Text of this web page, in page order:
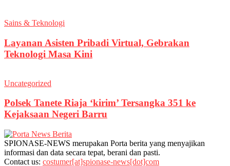
Sains & Teknologi
Layanan Asisten Pribadi Virtual, Gebrakan
Teknologi Masa Kini
Uncategorized
Polsek Tanete Riaja ‘kirim’ Tersangka 351 ke
Kejaksaan Negeri Barru
SPIONASE-NEWS merupakan Porta berita yang menyajikan
informasi dan data secara tepat, berani dan pasti.
Contact us: costumer[at]spionase-news[dot]com